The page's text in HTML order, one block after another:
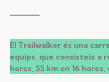
El Trailwalker és una
equips, que consisteix a
hores, 55 km en 16 hores,